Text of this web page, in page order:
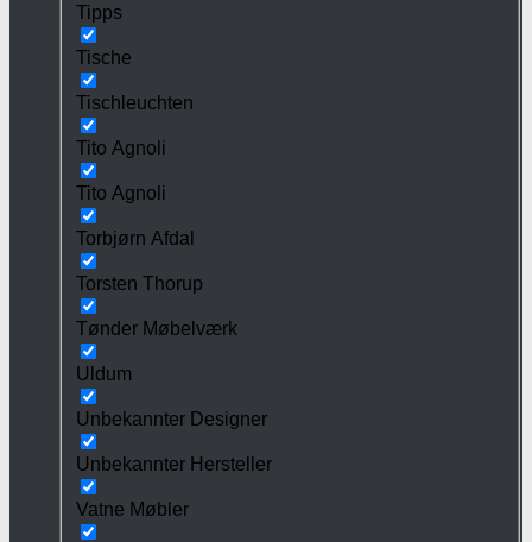
Tipps
Tische
Tischleuchten
Tito Agnoli
Tito Agnoli
Torbjørn Afdal
Torsten Thorup
Tønder Møbelværk
Uldum
Unbekannter Designer
Unbekannter Hersteller
Vatne Møbler